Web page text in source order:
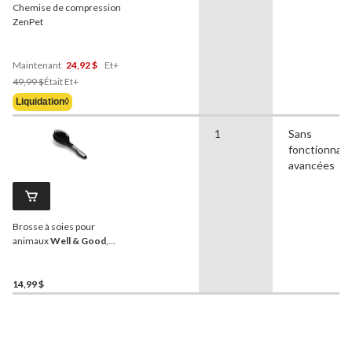
Chemise de compression
ZenPet
Maintenant 24,92 $
Et+
49,99 $Était Et+Prix
À
49,99 $
Liquidation◊
Brosse à soies pour
animauxWell & Good
14,99 $
1
Sans
avancées